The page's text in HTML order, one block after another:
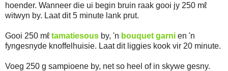
hoender. Wanneer die ui begin bruin raak gooi jy 250 mℓ
witwyn by. Laat dit 5 minute lank prut.
Gooi 250 mℓ tamatiesous by, 'n bouquet garni en 'n
fyngesnyde knoffelhuisie. Laat dit liggies kook vir 20 minute.
Voeg 250 g sampioene by, net so heel of in skywe gesny.